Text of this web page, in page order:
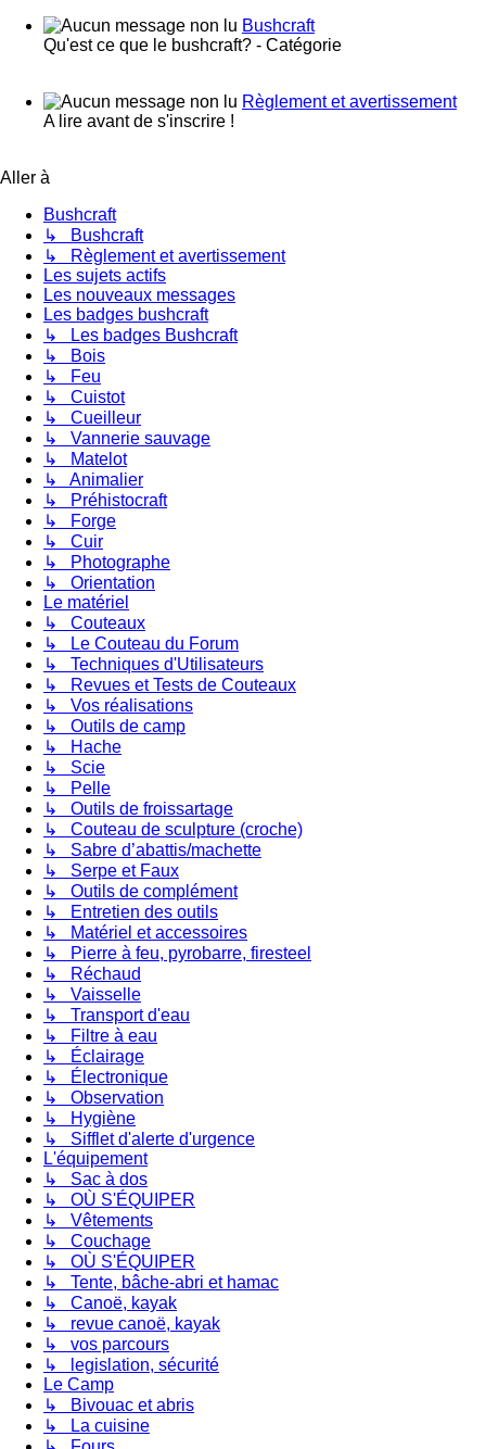
Bushcraft
Qu'est ce que le bushcraft? - Catégorie
Règlement et avertissement
A lire avant de s'inscrire !
Aller à
Bushcraft
↳ Bushcraft
↳ Règlement et avertissement
Les sujets actifs
Les nouveaux messages
Les badges bushcraft
↳ Les badges Bushcraft
↳ Bois
↳ Feu
↳ Cuistot
↳ Cueilleur
↳ Vannerie sauvage
↳ Matelot
↳ Animalier
↳ Préhistocraft
↳ Forge
↳ Cuir
↳ Photographe
↳ Orientation
Le matériel
↳ Couteaux
↳ Le Couteau du Forum
↳ Techniques d'Utilisateurs
↳ Revues et Tests de Couteaux
↳ Vos réalisations
↳ Outils de camp
↳ Hache
↳ Scie
↳ Pelle
↳ Outils de froissartage
↳ Couteau de sculpture (croche)
↳ Sabre d’abattis/machette
↳ Serpe et Faux
↳ Outils de complément
↳ Entretien des outils
↳ Matériel et accessoires
↳ Pierre à feu, pyrobarre, firesteel
↳ Réchaud
↳ Vaisselle
↳ Transport d'eau
↳ Filtre à eau
↳ Éclairage
↳ Électronique
↳ Observation
↳ Hygiène
↳ Sifflet d'alerte d'urgence
L'équipement
↳ Sac à dos
↳ OÙ S'ÉQUIPER
↳ Vêtements
↳ Couchage
↳ OÙ S'ÉQUIPER
↳ Tente, bâche-abri et hamac
↳ Canoë, kayak
↳ revue canoë, kayak
↳ vos parcours
↳ legislation, sécurité
Le Camp
↳ Bivouac et abris
↳ La cuisine